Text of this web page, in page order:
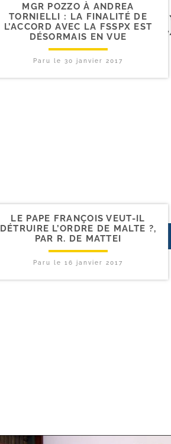
MGR POZZO À ANDREA
TORNIELLI : LA FINALITÉ DE
L’ACCORD AVEC LA FSSPX EST
DÉSORMAIS EN VUE
Paru le 30 janvier 2017
LE PAPE FRANÇOIS VEUT-​IL
DÉTRUIRE L’ORDRE DE MALTE ?,
PAR R. DE MATTEI
Paru le 16 janvier 2017